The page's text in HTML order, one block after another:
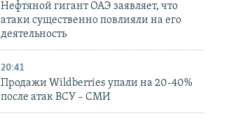
Нефтяной гигант ОАЭ заявляет, что
атаки существенно повлияли на его
деятельность
20:41
Продажи Wildberries упали на 20-40%
после атак ВСУ – СМИ